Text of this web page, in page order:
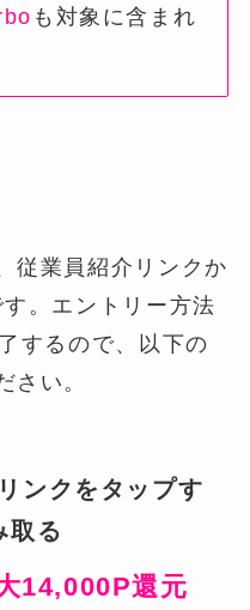
も対象に含まれ
従業員紹介リンクか
。エントリー方法
するので、以下の
さい。
ンクをタップす
取る
14,000P還元